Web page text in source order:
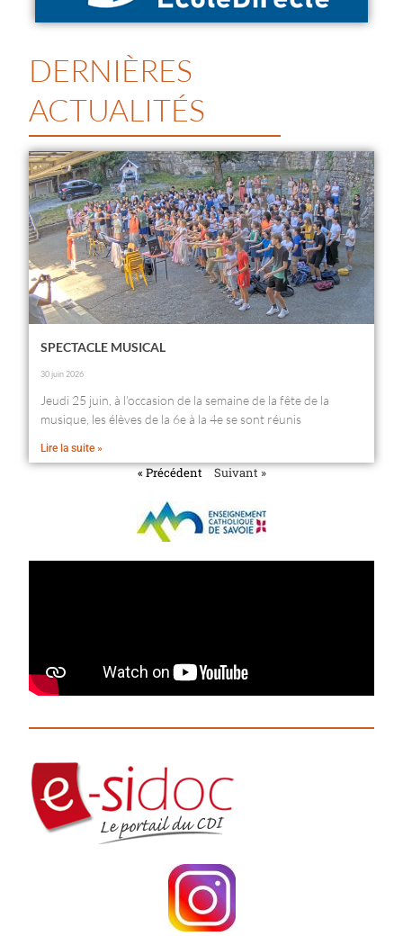
DERNIÈRES
ACTUALITÉS
SPECTACLE MUSICAL
30 juin 2026
Jeudi 25 juin, à l’occasion de la semaine de la fête de la
musique, les élèves de la 6e à la 4e se sont réunis
Lire la suite »
« Précédent Suivant »